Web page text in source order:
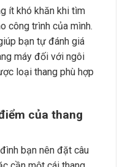
ít khó khăn khi tìm
công trình của mình.
bạn tự đánh giá
máy đối với ngôi
loại thang phù hợp
của thang
bạn nên đặt câu